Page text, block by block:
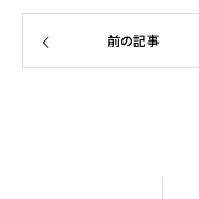
前の記事